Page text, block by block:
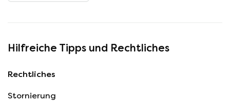
Hilfreiche Tipps und Rechtliches
Rechtliches
Stornierung